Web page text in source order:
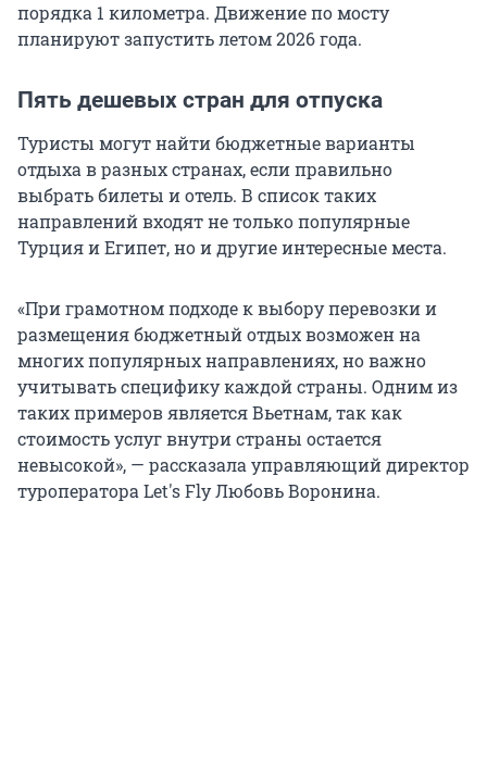
порядка 1 километра. Движение по мосту
планируют запустить летом 2026 года.
Пять дешевых стран для отпуска
Туристы могут найти бюджетные варианты
отдыха в разных странах, если правильно
выбрать билеты и отель. В список таких
направлений входят не только популярные
Турция и Египет, но и другие интересные места.
«При грамотном подходе к выбору перевозки и
размещения бюджетный отдых возможен на
многих популярных направлениях, но важно
учитывать специфику каждой страны. Одним из
таких примеров является Вьетнам, так как
стоимость услуг внутри страны остается
невысокой», — рассказала управляющий директор
туроператора Let's Fly Любовь Воронина.